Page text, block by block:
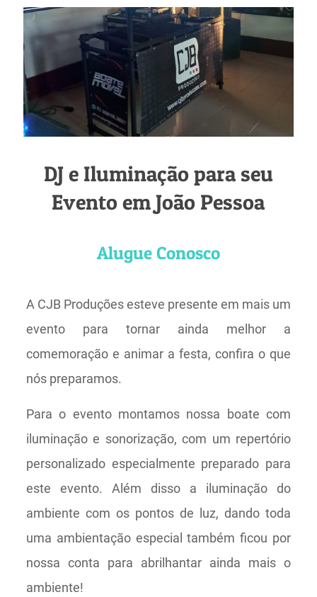
DJ e Iluminação para seu
Evento em João Pessoa
Alugue Conosco
A CJB Produções esteve presente em mais um
evento para tornar ainda melhor a
comemoração e animar a festa, confira o que
nós preparamos.
Para o evento montamos nossa boate com
iluminação e sonorização, com um repertório
personalizado especialmente preparado para
este evento. Além disso a iluminação do
ambiente com os pontos de luz, dando toda
uma ambientação especial também ficou por
nossa conta para abrilhantar ainda mais o
ambiente!